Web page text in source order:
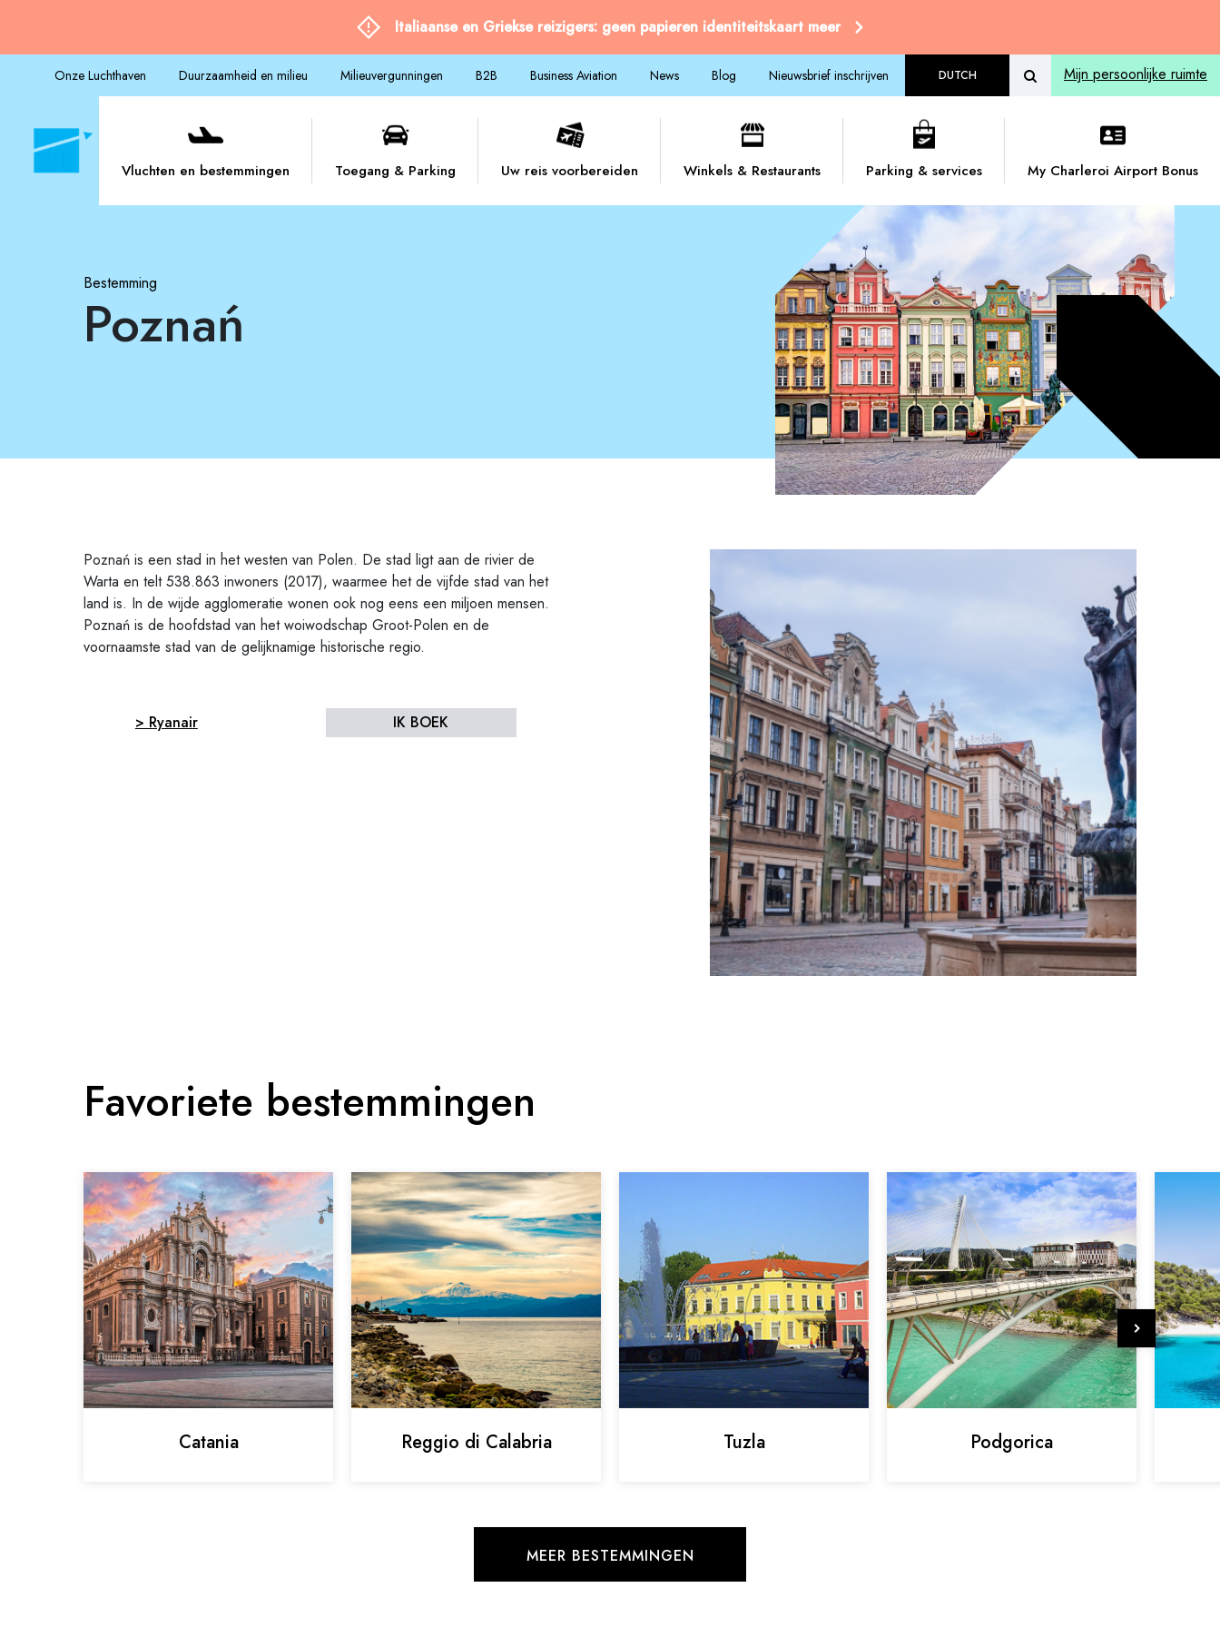
Italiaanse en Griekse reizigers: geen papieren identiteitskaart meer
Onze Luchthaven Duurzaamheid en milieu Milieuvergunningen B2B Business Aviation News Blog Nieuwsbrief inschrijven DUTCH Mijn persoonlijke ruimte
Vluchten en bestemmingen Toegang & Parking Uw reis voorbereiden Winkels & Restaurants Parking & services My Charleroi Airport Bonus
Bestemming
Poznań
Poznań is een stad in het westen van Polen. De stad ligt aan de rivier de
Warta en telt 538.863 inwoners (2017), waarmee het de vijfde stad van het
land is. In de wijde agglomeratie wonen ook nog eens een miljoen mensen.
Poznań is de hoofdstad van het woiwodschap Groot-Polen en de
voornaamste stad van de gelijknamige historische regio.
> Ryanair IK BOEK
Favoriete bestemmingen
Catania Reggio di Calabria Tuzla Podgorica
MEER BESTEMMINGEN